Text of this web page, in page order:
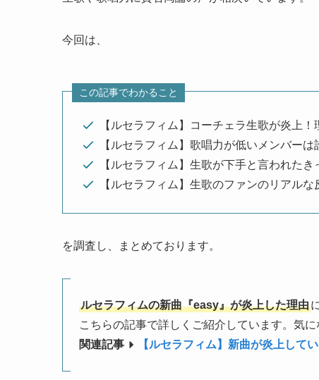
今回は、
この記事でわかること
【ルセラフィム】コーチェラ生歌が炎上！
【ルセラフィム】歌唱力が低いメンバーは
【ルセラフィム】生歌が下手と言われたき
【ルセラフィム】生歌のファンのリアルな
を調査し、まとめております。
ルセラフィムの新曲『easy』が炎上した理由
こちらの記事で詳しくご紹介しています。気に
関連記事
【ルセラフィム】新曲が炎上して